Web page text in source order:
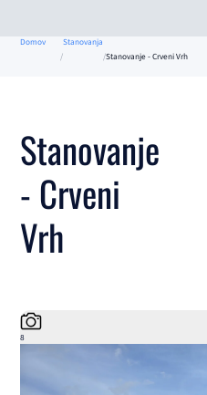
Domov
Stanovanja
Stanovanje - Crveni Vrh
Stanovanje
- Crveni
Vrh
8